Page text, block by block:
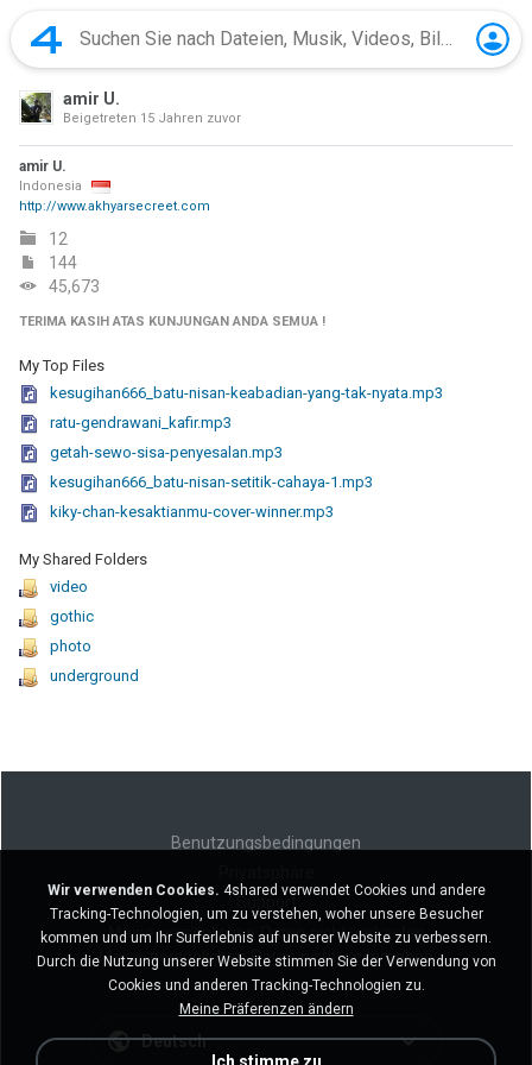
amir U.
Beigetreten 15 Jahren zuvor
amir U.
Indonesia
http://www.akhyarsecreet.com
12
144
45,673
TERIMA KASIH ATAS KUNJUNGAN ANDA SEMUA !
My Top Files
kesugihan666_batu-nisan-keabadian-yang-tak-nyata.mp3
ratu-gendrawani_kafir.mp3
getah-sewo-sisa-penyesalan.mp3
kesugihan666_batu-nisan-setitik-cahaya-1.mp3
kiky-chan-kesaktianmu-cover-winner.mp3
My Shared Folders
video
gothic
photo
underground
Benutzungsbedingungen
Meine persönlichen Daten nicht verkaufen
Meine persönlichen Daten nicht weitergeben
Deutsch
Wir verwenden Cookies. 4shared verwendet Cookies und andere
Tracking-Technologien, um zu verstehen, woher unsere Besucher
kommen und um Ihr Surferlebnis auf unserer Website zu verbessern.
Durch die Nutzung unserer Website stimmen Sie der Verwendung von
Cookies und anderen Tracking-Technologien zu.
Meine Präferenzen ändern